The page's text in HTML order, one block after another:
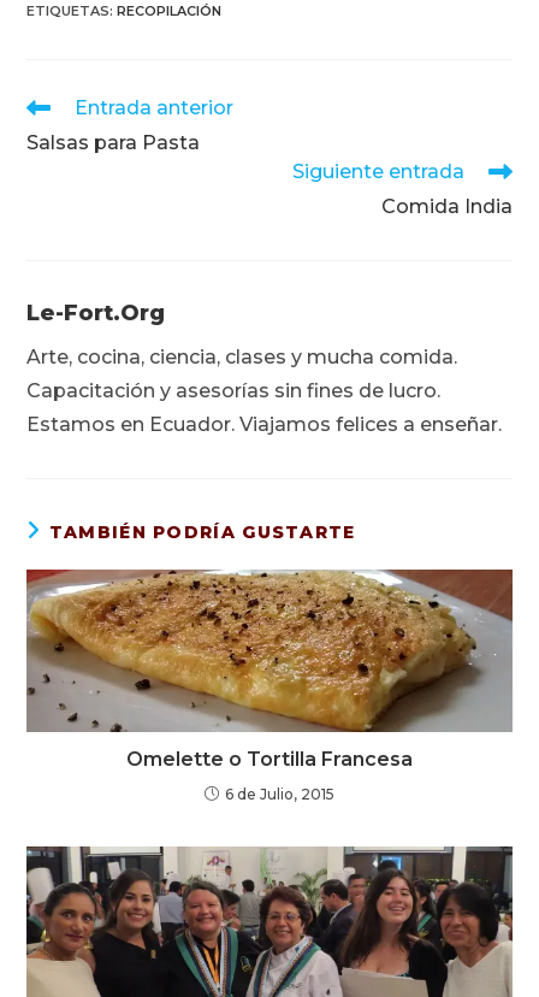
ETIQUETAS:RECOPILACIÓN
Leer
artículos
Entrada anterior
Salsas para Pasta
Siguiente entrada
Comida India
Le-Fort.org
Arte, cocina, ciencia, clases y mucha comida.
Capacitación y asesorías sin fines de lucro.
Estamos en Ecuador. Viajamos felices a enseñar.
TAMBIÉN PODRÍA GUSTARTE
Omelette o Tortilla Francesa
6 de Julio, 2015